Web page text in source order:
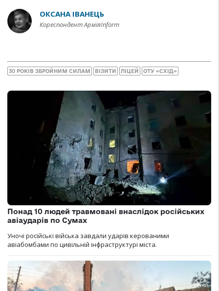
ОКСАНА ІВАНЕЦЬ
Кореспондент АрміяInform
30 РОКІВ ЗБРОЙНИМ СИЛАМ ВІЗИТИ ЛІЦЕЙ ОТУ «СХІД»
Понад 10 людей травмовані внаслідок російських
авіаударів по Сумах
Уночі російські війська завдали ударів керованими
авіабомбами по цивільній інфраструктурі міста.